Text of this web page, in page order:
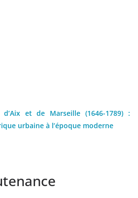
d’Aix et de Marseille (1646-1789) :
urbaine à l’époque moderne